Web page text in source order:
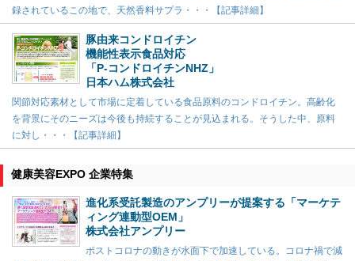
録されているこの地で、天然香料サプラ・・・【記事詳細】
豚由来コンドロイチン
機能性表示食品対応
「P-コンドロイチンNHZ」
日本ハム株式会社
関節対応素材として市場に定着している食品原料のコンドロイチン。高齢化
を背景にそのニーズは今後も持続することが見込まれる。そうした中、原料
に対し・・・【記事詳細】
健康美容EXPO 企業特集
進化系受託製造のアンプリーが提案する「マーケテ
ィング連動型OEM」
株式会社アンプリー
ポストコロナの動きが水面下で加速している。コロナ禍で減